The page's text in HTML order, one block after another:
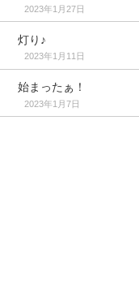
2023年1月27日
灯り♪
2023年1月11日
始まったぁ！
2023年1月7日